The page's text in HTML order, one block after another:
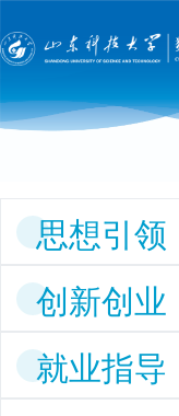
思想引领
创新创业
就业指导